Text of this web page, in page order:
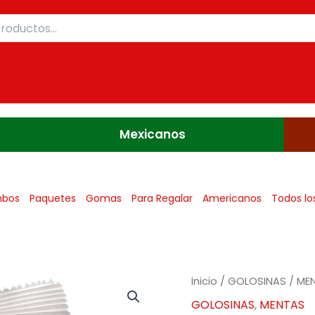
Mexicanos
Paquetes Gomas Para Regalar Americanos Todos
Inicio / GOLOSINAS /
GOLOSINAS, MENTAS